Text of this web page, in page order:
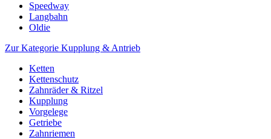
Speedway
Langbahn
Oldie
Zur Kategorie Kupplung & Antrieb
Ketten
Kettenschutz
Zahnräder & Ritzel
Kupplung
Vorgelege
Getriebe
Zahnriemen